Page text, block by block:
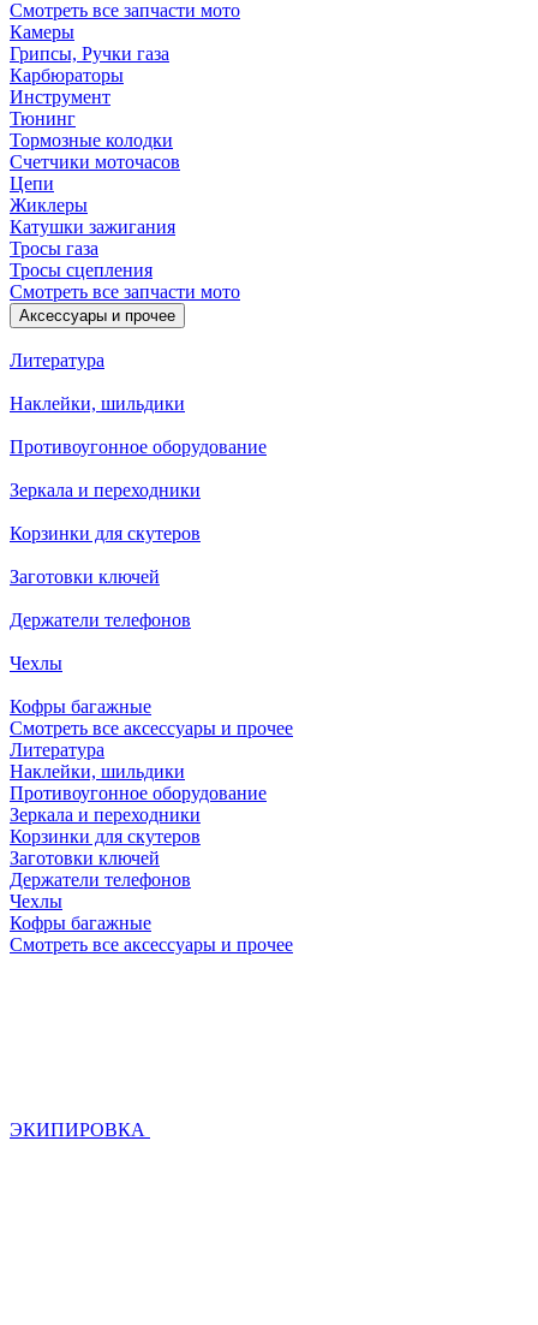
Смотреть все запчасти мото
Камеры
Грипсы, Ручки газа
Карбюраторы
Инструмент
Тюнинг
Тормозные колодки
Счетчики моточасов
Цепи
Жиклеры
Катушки зажигания
Тросы газа
Тросы сцепления
Смотреть все запчасти мото
Аксессуары и прочее
Литература
Наклейки, шильдики
Противоугонное оборудование
Зеркала и переходники
Корзинки для скутеров
Заготовки ключей
Держатели телефонов
Чехлы
Кофры багажные
Смотреть все аксессуары и прочее
Литература
Наклейки, шильдики
Противоугонное оборудование
Зеркала и переходники
Корзинки для скутеров
Заготовки ключей
Держатели телефонов
Чехлы
Кофры багажные
Смотреть все аксессуары и прочее
ЭКИПИРОВКА